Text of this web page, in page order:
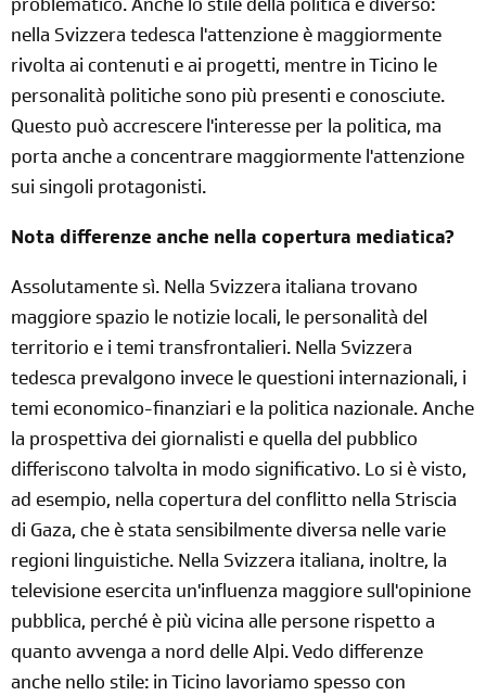
problematico. Anche lo stile della politica è diverso:
nella Svizzera tedesca l'attenzione è maggiormente
rivolta ai contenuti e ai progetti, mentre in Ticino le
personalità politiche sono più presenti e conosciute.
Questo può accrescere l'interesse per la politica, ma
porta anche a concentrare maggiormente l'attenzione
sui singoli protagonisti.
Nota differenze anche nella copertura mediatica?
Assolutamente sì. Nella Svizzera italiana trovano
maggiore spazio le notizie locali, le personalità del
territorio e i temi transfrontalieri. Nella Svizzera
tedesca prevalgono invece le questioni internazionali, i
temi economico-finanziari e la politica nazionale. Anche
la prospettiva dei giornalisti e quella del pubblico
differiscono talvolta in modo significativo. Lo si è visto,
ad esempio, nella copertura del conflitto nella Striscia
di Gaza, che è stata sensibilmente diversa nelle varie
regioni linguistiche. Nella Svizzera italiana, inoltre, la
televisione esercita un'influenza maggiore sull'opinione
pubblica, perché è più vicina alle persone rispetto a
quanto avvenga a nord delle Alpi. Vedo differenze
anche nello stile: in Ticino lavoriamo spesso con